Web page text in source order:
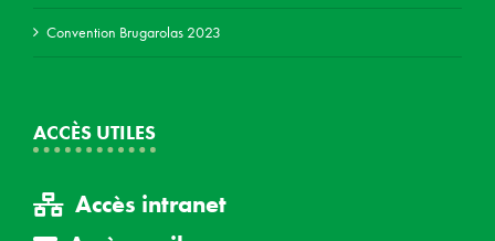
Convention Brugarolas 2023
ACCÈS UTILES
Accès intranet